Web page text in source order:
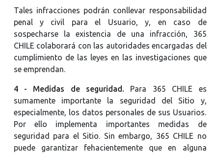
Tales infracciones podrán conllevar responsabilidad
penal y civil para el Usuario, y, en caso de
sospecharse la existencia de una infracción, 365
CHILE colaborará con las autoridades encargadas del
cumplimiento de las leyes en las investigaciones que
se emprendan.
4 - Medidas de seguridad. Para
365 CHILE es
sumamente importante la seguridad del Sitio y,
especialmente, los datos personales de sus Usuarios.
Por ello implementa importantes medidas de
seguridad para el Sitio. Sin embargo, 365 CHILE no
puede garantizar fehacientemente que en alguna